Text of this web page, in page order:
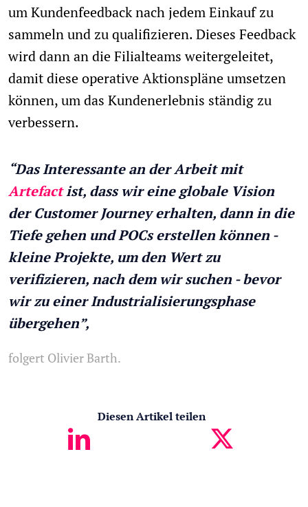
um Kundenfeedback nach jedem Einkauf zu
sammeln und zu qualifizieren. Dieses Feedback
wird dann an die Filialteams weitergeleitet,
damit diese operative Aktionspläne umsetzen
können, um das Kundenerlebnis ständig zu
verbessern.
“Das Interessante an der Arbeit mit
Artefactist, dass wir eine globale Vision
der Customer Journey erhalten, dann in die
Tiefe gehen und POCs erstellen können -
kleine Projekte, um den Wert zu
verifizieren, nach dem wir suchen - bevor
wir zu einer Industrialisierungsphase
übergehen”,
folgert Olivier Barth.
Diesen Artikel teilen